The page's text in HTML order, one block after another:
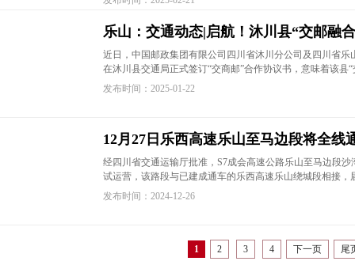
乐山：交通动态|启航！沐川县“交邮融
近日，中国邮政集团有限公司四川省沐川分公司及四川省
在沐川县交通局正式签订“交商邮”合作协议书，意味着该县
发布时间：2025-01-22
12月27日乐西高速乐山至马边段将全线
经四川省交通运输厅批准，S7成会高速公路乐山至马边段
试运营，该路段与已建成通车的乐西高速乐山绕城段相接，
发布时间：2024-12-26
1 2 3 4 下一页 尾